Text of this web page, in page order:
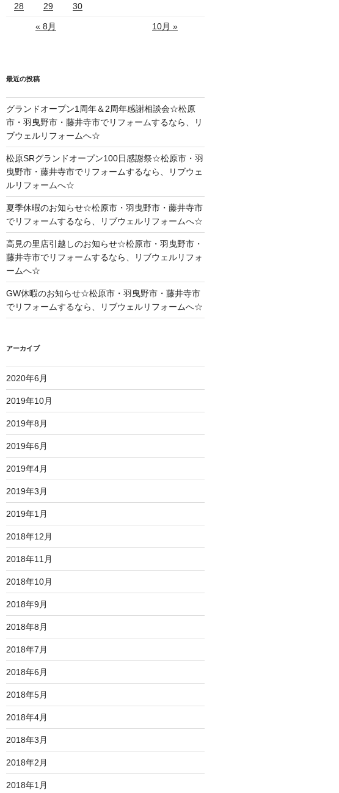
28 29 30
« 8月 10月 »
最近の投稿
グランドオープン1周年＆2周年感謝相談会☆松原
市・羽曳野市・藤井寺市でリフォームするなら、リ
ブウェルリフォームへ☆
松原SRグランドオープン100日感謝祭☆松原市・羽
曳野市・藤井寺市でリフォームするなら、リブウェ
ルリフォームへ☆
夏季休暇のお知らせ☆松原市・羽曳野市・藤井寺市
でリフォームするなら、リブウェルリフォームへ☆
高見の里店引越しのお知らせ☆松原市・羽曳野市・
藤井寺市でリフォームするなら、リブウェルリフォ
ームへ☆
GW休暇のお知らせ☆松原市・羽曳野市・藤井寺市
でリフォームするなら、リブウェルリフォームへ☆
アーカイブ
2020年6月
2019年10月
2019年8月
2019年6月
2019年4月
2019年3月
2019年1月
2018年12月
2018年11月
2018年10月
2018年9月
2018年8月
2018年7月
2018年6月
2018年5月
2018年4月
2018年3月
2018年2月
2018年1月